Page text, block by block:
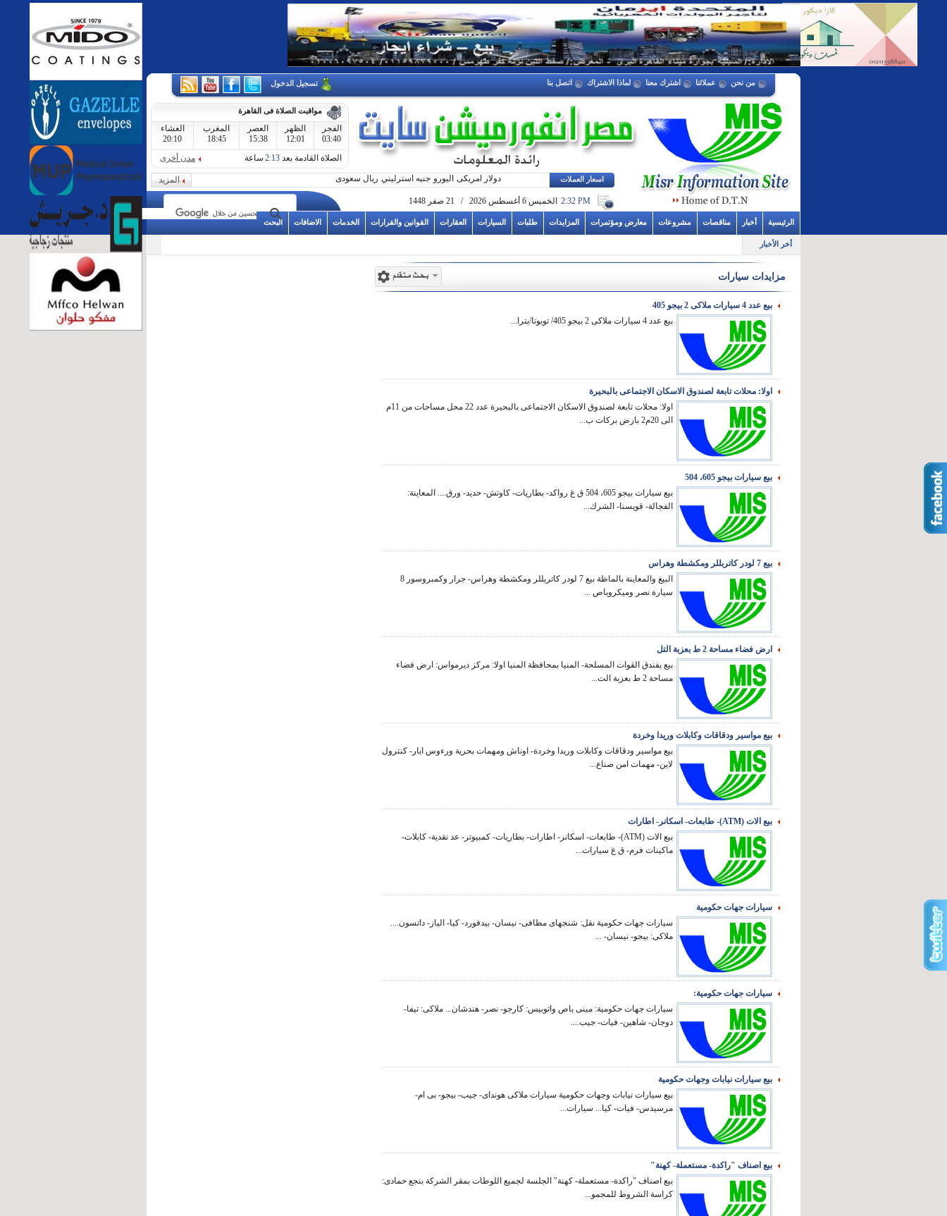
من نحن عملائنا اشترك معنا لماذا الاشتراك اتصل بنا تسجيل الدخول
مواقبت الصلاة فى القاهرة
الفجر
03:40
الظهر
12:01
العصر
15:38
المغرب
18:45
العشاء
20:10
الصلاة القادمة بعد 2:13 ساعة مدن أخرى
اسعار العملات دولار امريكى اليورو جنيه استرليني ريال سعودى المزيد
2:32 PM الخميس 6 أغسطس 2026 / 21 صفر 1448
الرئيسية أخبار مناقصات مشروعات معارض ومؤتمرات المزايدات طلبات السيارات العقارات القوانين والقرارات الخدمات الاضافات البحث
أخر الأخبار
مزايدات سيارات
بيع عدد 4 سيارات ملاكى 2 بيجو 405
بيع عدد 4 سيارات ملاكى 2 بيجو 405/ تويوتا/بترا...
اولا: محلات تابعة لصندوق الاسكان الاجتماعى بالبحيرة
اولا: محلات تابعة لصندوق الاسكان الاجتماعى بالبحيرة عدد 22 محل مساحات من 11م
الى 20م2 بارض بركات ب...
بيع سيارات بيجو 605، 504
بيع سيارات بيجو 605، 504 ق غ رواكد- بطاريات- كاوتش- حديد- ورق.... المعاينة:
الفجالة- قويسنا- الشرك...
بيع 7 لودر كاتربللر ومكشطة وهراس
البيغ والمعاينة بالماظة بيع 7 لودر كاتربللر ومكشطة وهراس- جرار وكمبروسور 8
سيارة نصر وميكروباص ...
ارض فضاء مساحة 2 ط بعزبة التل
بيع بفندق القوات المسلحة- المنيا بمحافظة المنيا اولا: مركز ديرمواس: ارض فضاء
مساحة 2 ط بعزبة الت...
بيع مواسير ودقاقات وكابلات وريدا وخردة
بيع مواسير ودقاقات وكابلات وريدا وخردة- اوناش ومهمات بحرية ورءوس ابار- كنترول
لاين- مهمات امن صناع...
بيع الات (ATM)- طابعات- اسكانر- اطارات
بيع الات (ATM)- طابعات- اسكانر- اطارات- بطاريات- كمبيوتر- عد نقدية- كابلات-
ماكينات فرم- ق غ سيارات...
سيارات جهات حكومية
سيارات جهات حكومية نقل: شنجهاى مطافى- نيسان- بيدفورد- كيا- الياز- داتسون....
ملاكى: بيجو- نيسان- ...
سيارات جهات حكومية:
سيارات جهات حكومية: مينى باص واتوبيس: كارجو- نصر- هندشان... ملاكى: تيفا-
دوجان- شاهين- فيات- جيب....
بيع سيارات نيابات وجهات حكومية
بيع سيارات نيابات وجهات حكومية سيارات ملاكى هونداى- جيب- بيجو- بى ام-
مرسيدس- فيات- كيا... سيارات...
بيع اصناف "راكدة- مستعملة- كهنة"
بيع اصناف "راكدة- مستعملة- كهنة" الجلسة لجميع اللوطات بمقر الشركة بنجع حمادى:
كراسة الشروط للمجمو...